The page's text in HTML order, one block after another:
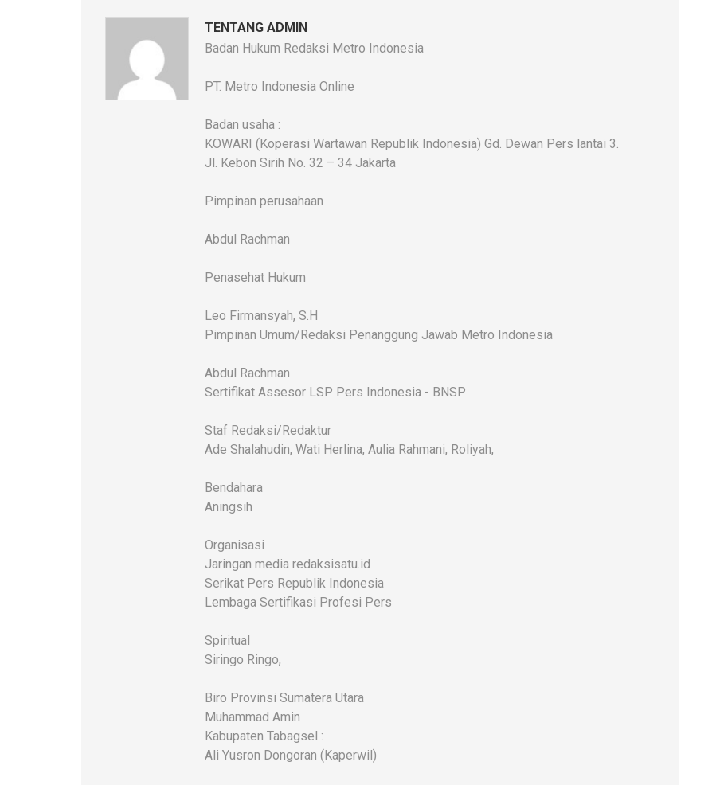
TENTANG ADMIN
Badan Hukum Redaksi Metro Indonesia
PT. Metro Indonesia Online
Badan usaha :
KOWARI (Koperasi Wartawan Republik Indonesia) Gd. Dewan Pers lantai 3.
Jl. Kebon Sirih No. 32 – 34 Jakarta
Pimpinan perusahaan
Abdul Rachman
Penasehat Hukum
Leo Firmansyah, S.H
Pimpinan Umum/Redaksi Penanggung Jawab Metro Indonesia
Abdul Rachman
Sertifikat Assesor LSP Pers Indonesia - BNSP
Staf Redaksi/Redaktur
Ade Shalahudin, Wati Herlina, Aulia Rahmani, Roliyah,
Bendahara
Aningsih
Organisasi
Jaringan media redaksisatu.id
Serikat Pers Republik Indonesia
Lembaga Sertifikasi Profesi Pers
Spiritual
Siringo Ringo,
Biro Provinsi Sumatera Utara
Muhammad Amin
Kabupaten Tabagsel :
Ali Yusron Dongoran (Kaperwil)